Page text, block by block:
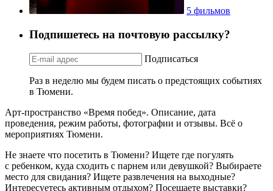
5 фильмов
Подпишетесь на почтовую рассылку?
Подписаться
Раз в неделю мы будем писать о предстоящих событиях
в Тюмени.
Арт-пространство «Время побед». Описание, дата
проведения, режим работы, фотографии и отзывы. Всё о
мероприятиях Тюмени.
Не знаете что посетить в Тюмени? Ищете где погулять
с ребенком, куда сходить с парнем или девушкой? Выбираете
место для свидания? Ищете развлечения на выходные?
Интересуетесь активным отдыхом? Посещаете выставки?